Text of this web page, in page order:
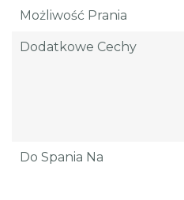
Możliwość Prania
Dodatkowe Cechy
Do Spania Na